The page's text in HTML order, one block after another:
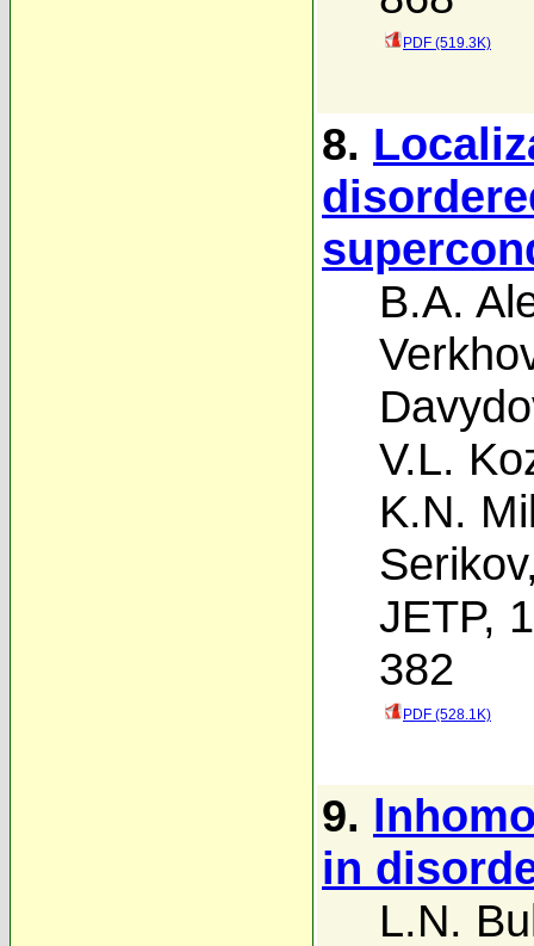
PDF (519.3K)
8.
B.A.
V.L.
K.N.
Serikov
JETP,
382
PDF (528.1K)
9.
in
L.N.